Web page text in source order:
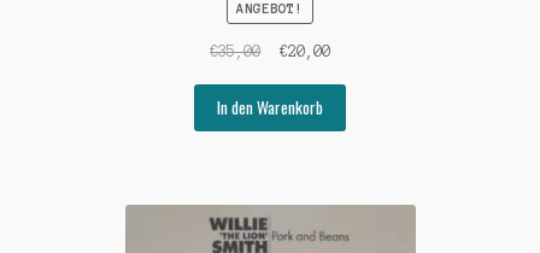
ANGEBOT!
€35,00
Ursprünglicher
war:
€35,00
€20,00Aktueller
€20,00.
In den Warenkorb